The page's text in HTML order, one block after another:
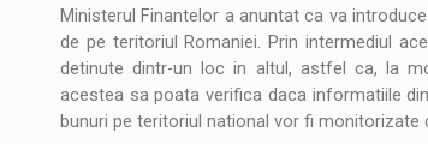
Ministerul Finantelor a anuntat ca va
de pe teritoriul Romaniei. Prin intermediul
detinute dintr-un loc in altul, astfel ca, la
acestea sa poata verifica daca informatiile
bunuri pe teritoriul national vor fi